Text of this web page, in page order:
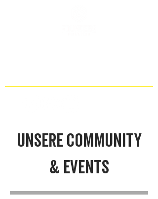
unsere community
& events